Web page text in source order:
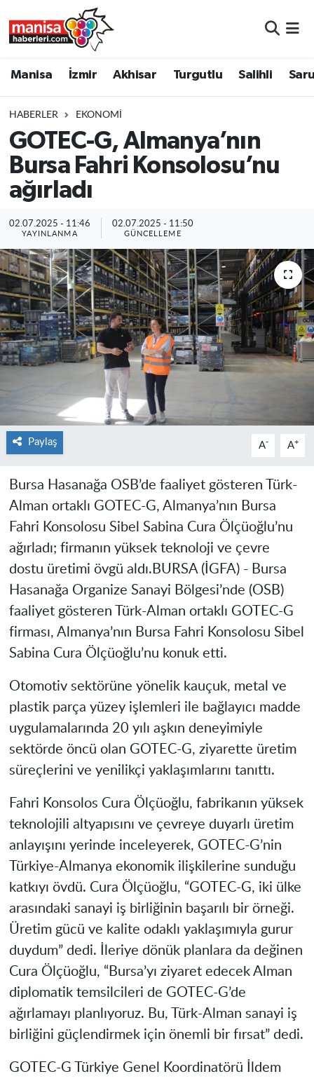
Manisa İzmir Akhisar Turgutlu Salihli
HABERLER EKONOMI
GOTEC-G, Almanya’nın
Bursa Fahri Konsolosu’nu
ağırladı
02.07.2025 - 11:46
YAYINLANMA
02.07.2025 - 11:50
GÜNCELLEME
Paylaş A- A+
Bursa Hasanağa OSB’de faaliyet gösteren Türk-
Alman ortaklı GOTEC-G, Almanya’nın Bursa
Fahri Konsolosu Sibel Sabina Cura Ölçüoğlu’nu
ağırladı; firmanın yüksek teknoloji ve çevre
dostu üretimi övgü aldı. BURSA (İGFA) - Bursa
Hasanağa Organize Sanayi Bölgesi’nde (OSB)
faaliyet gösteren Türk-Alman ortaklı GOTEC-G
firması, Almanya’nın Bursa Fahri Konsolosu Sibel
Sabina Cura Ölçüoğlu’nu konuk etti.
Otomotiv sektörüne yönelik kauçuk, metal ve
plastik parça yüzey işlemleri ile bağlayıcı madde
uygulamalarında 20 yılı aşkın deneyimiyle
sektörde öncü olan GOTEC-G, ziyarette üretim
süreçlerini ve yenilikçi yaklaşımlarını tanıttı.
Fahri Konsolos Cura Ölçüoğlu, fabrikanın yüksek
teknolojili altyapısını ve çevreye duyarlı üretim
anlayışını yerinde inceleyerek, GOTEC-G’nin
Türkiye-Almanya ekonomik ilişkilerine sunduğu
katkıyı övdü. Cura Ölçüoğlu, “GOTEC-G, iki ülke
arasındaki sanayi iş birliğinin başarılı bir örneği.
Üretim gücü ve kalite odaklı yaklaşımıyla gurur
duydum” dedi. İleriye dönük planlara da değinen
Cura Ölçüoğlu, “Bursa’yı ziyaret edecek Alman
diplomatik temsilcileri de GOTEC-G’de
ağırlamayı planlıyoruz. Bu, Türk-Alman sanayi iş
birliğini güçlendirmek için önemli bir fırsat” dedi.
GOTEC-G Türkiye Genel Koordinatörü İldem
Turgutlu
Salihli
Saruhanlı
Soma
Resmi İlanlar
Manisa Nöbetçi Eczaneler
Manisa Trafik Yoğunluk Haritası
Süper Lig Puan Durumu ve Fikstür
Tüm Manşetler
Son Dakika Haberleri
Haber Arşivi